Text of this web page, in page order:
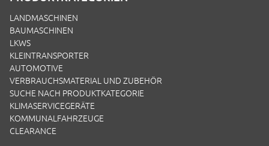
LANDMASCHINEN
BAUMASCHINEN
LKWS
KLEINTRANSPORTER
AUTOMOTIVE
VERBRAUCHSMATERIAL UND ZUBEHÖR
SUCHE NACH PRODUKTKATEGORIE
KLIMASERVICEGERÄTE
KOMMUNALFAHRZEUGE
CLEARANCE